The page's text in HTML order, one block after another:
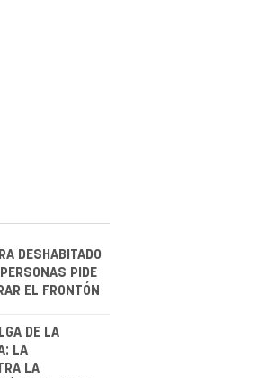
DESHABITADO
PIDE
EL FRONTÓN
DE LA
LA
LA